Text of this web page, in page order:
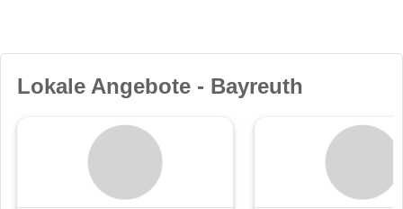
Lokale Angebote - Bayreuth